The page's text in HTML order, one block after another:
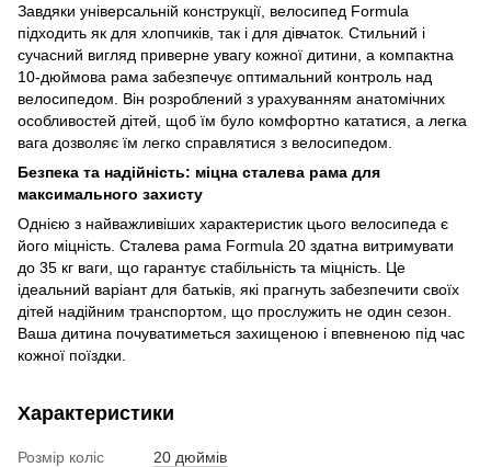
Завдяки універсальній конструкції, велосипед Formula
підходить як для хлопчиків, так і для дівчаток. Стильний і
сучасний вигляд приверне увагу кожної дитини, а компактна
10-дюймова рама забезпечує оптимальний контроль над
велосипедом. Він розроблений з урахуванням анатомічних
особливостей дітей, щоб їм було комфортно кататися, а легка
вага дозволяє їм легко справлятися з велосипедом.
Безпека та надійність: міцна сталева рама для
максимального захисту
Однією з найважливіших характеристик цього велосипеда є
його міцність. Сталева рама Formula 20 здатна витримувати
до 35 кг ваги, що гарантує стабільність та міцність. Це
ідеальний варіант для батьків, які прагнуть забезпечити своїх
дітей надійним транспортом, що прослужить не один сезон.
Ваша дитина почуватиметься захищеною і впевненою під час
кожної поїздки.
Характеристики
Розмір коліс
20 дюймів